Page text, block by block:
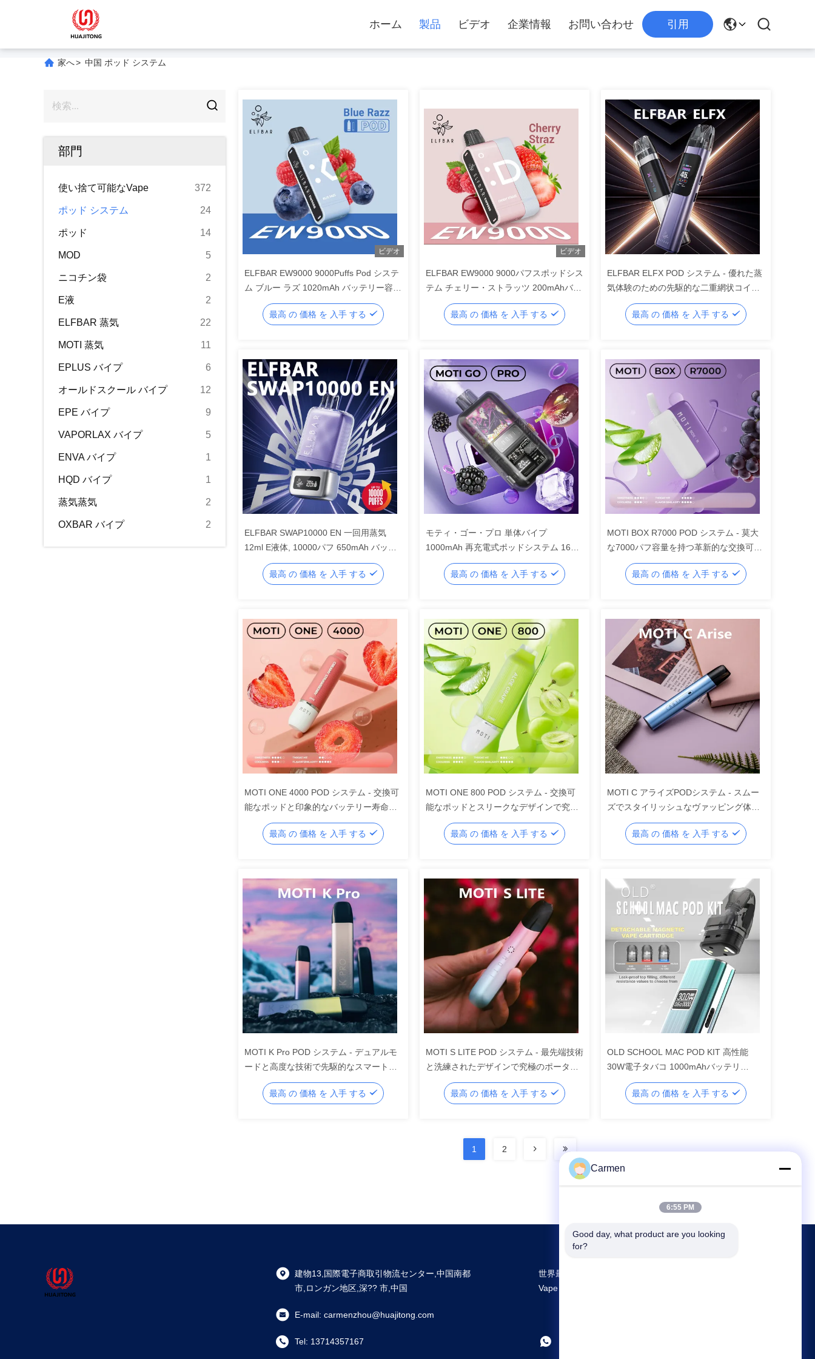
ホーム 製品 ビデオ 企業情報 お問い合わせ 引用
家へ> 中国 ポッド システム
部門
使い捨て可能なVape 372
ポッド システム 24
ポッド 14
MOD 5
ニコチン袋 2
E液 2
ELFBAR 蒸気 22
MOTI 蒸気 11
EPLUS バイプ 6
オールドスクール バイプ 12
EPE バイプ 9
VAPORLAX バイプ 5
ENVA バイプ 1
HQD バイプ 1
蒸気蒸気 2
OXBAR バイプ 2
ビデオ
ELFBAR EW9000 9000Puffs Pod システ
ム ブルー ラズ 1020mAh バッテリー容量
キットと 88 X 22 X 27mm
最高 の 価格 を 入手 する
ビデオ
ELFBAR EW9000 9000パフスポッドシス
テム チェリー・ストラッツ 200mAhバッ
テリー容量
最高 の 価格 を 入手 する
ELFBAR ELFX POD システム - 優れた蒸
気体験のための先駆的な二重網状コイル
最高 の 価格 を 入手 する
ELFBAR SWAP10000 EN 一回用蒸気
12ml E液体, 10000パフ 650mAh バッテ
リー 50mg/mL ニコチン取り外すバッテ
リー デザイン
最高 の 価格 を 入手 する
モティ・ゴー・プロ 単体バイプ
1000mAh 再充電式ポッドシステム 16ml
容量,ダブル 1.2Ω メッシュコイ
ル,12W/20W出力,最大12000パフ
最高 の 価格 を 入手 する
MOTI BOX R7000 POD システム - 莫大
な7000パフ容量を持つ革新的な交換可能
なポッドデバイス
最高 の 価格 を 入手 する
MOTI ONE 4000 POD システム - 交換可
能なポッドと印象的なバッテリー寿命で
使い捨てのvapeを再定義する
最高 の 価格 を 入手 する
MOTI ONE 800 POD システム - 交換可
能なポッドとスリークなデザインで究極
の味のソリューション
最高 の 価格 を 入手 する
MOTI C アライズPODシステム - スムー
ズでスタイリッシュなヴァッピング体験
のための究極のスタートキット
最高 の 価格 を 入手 する
MOTI K Pro POD システム - デュアルモ
ードと高度な技術で先駆的なスマート・
最高 の 価格 を 入手 する
MOTI S LITE POD システム - 最先端技術
と洗練されたデザインで究極のポータブ
ル・ヴァーピングソリューション
最高 の 価格 を 入手 する
OLD SCHOOL MAC POD KIT 高性能
30W電子タバコ 1000mAhバッテリ
ー,LEDディスプレイ,0.6Ω-1.2Ω メッシュ
コイルでカスタマイズ可能な蒸気体験
最高 の 価格 を 入手 する
1 2
建物13,国際電子商取引物流センター,中国南都
市,ロンガン地区,深?? 市,中国
E-mail: carmenzhou@huajitong.com
Tel: 13714357167
世界最大規模の研究開発と生産 Disposable
Vape 中国のサプライヤー
Carmen
6:55 PM
Good day, what product are you looking
for?